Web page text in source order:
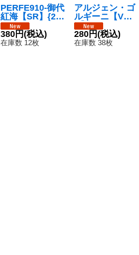
PERFE910-御代
紅海【SR】{25
RP2S8/S11}
《多》
380円(税込)
在庫数 12枚
アルジェン・ゴ
ルギーニ【V
R】{25RP27/7
7}《多》
280円(税込)
在庫数 38枚